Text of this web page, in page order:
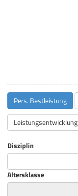
Pers. Bestleistung
Leistungsentwicklung
Disziplin
Altersklasse